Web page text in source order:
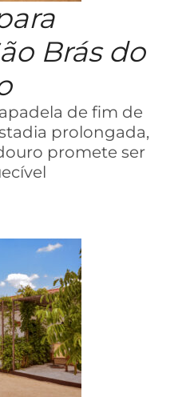
Brás do
de fim de
prolongada,
promete ser